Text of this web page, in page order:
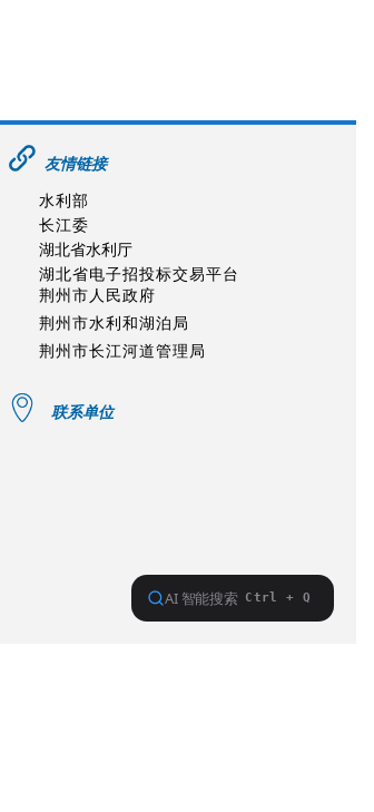
友情链接
水利部
长江委
湖北省水利厅
湖北省电子招投标交易平台
荆州市人民政府
荆州市水利和湖泊局
荆州市长江河道管理局
联系单位